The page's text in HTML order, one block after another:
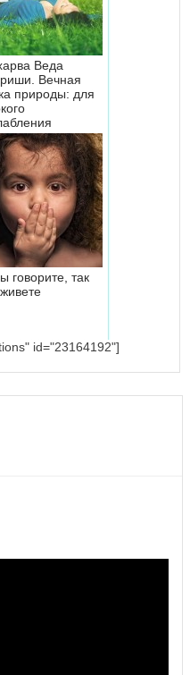
Веда
Вечная
природы: для
говорите, так
id="23164192"]